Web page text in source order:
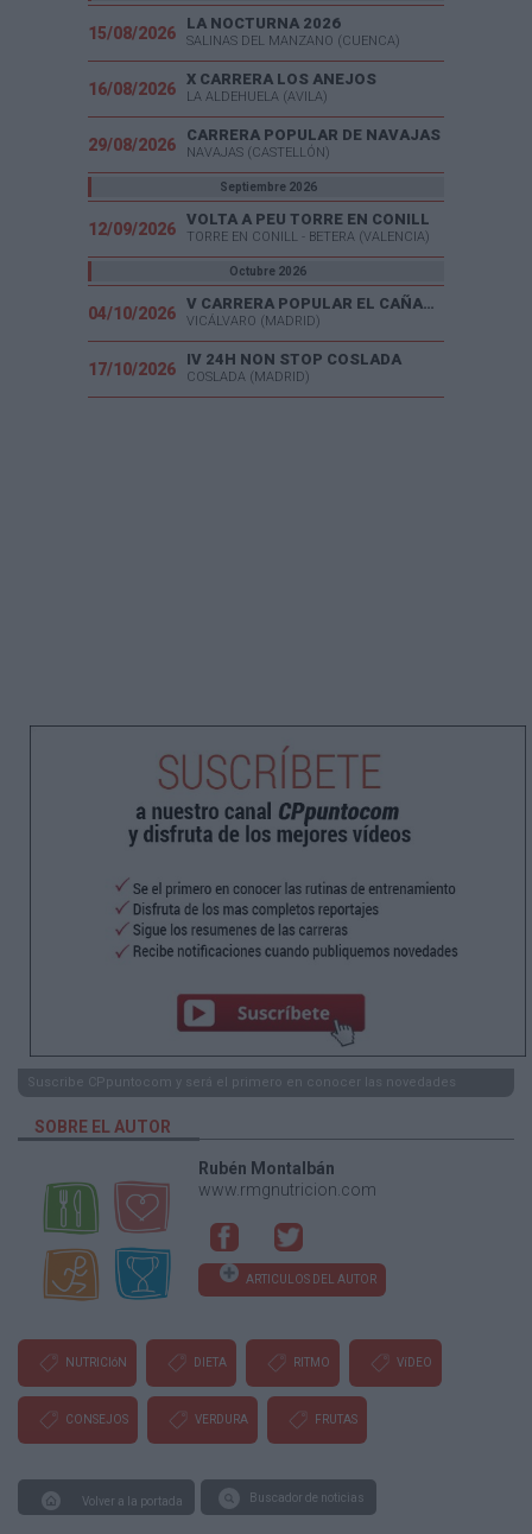
15/08/2026
LA NOCTURNA 2026
SALINAS DEL MANZANO (CUENCA)
16/08/2026
X CARRERA LOS ANEJOS
LA ALDEHUELA (AVILA)
29/08/2026
CARRERA POPULAR DE NAVAJAS
NAVAJAS (CASTELLÓN)
Septiembre 2026
12/09/2026
VOLTA A PEU TORRE EN CONILL
TORRE EN CONILL - BETERA (VALENCIA)
Octubre 2026
04/10/2026
V CARRERA POPULAR EL CAÑAVERAL
VICÁLVARO (MADRID)
17/10/2026
IV 24H NON STOP COSLADA
COSLADA (MADRID)
Suscribe CPpuntocom y será el primero en conocer las novedades
SOBRE EL AUTOR
Rubén Montalbán
www.rmgnutricion.com
ARTICULOS DEL AUTOR
NUTRICIóN DIETA RITMO VíDEO
CONSEJOS VERDURA FRUTAS
Volver a la portada Buscador de noticias